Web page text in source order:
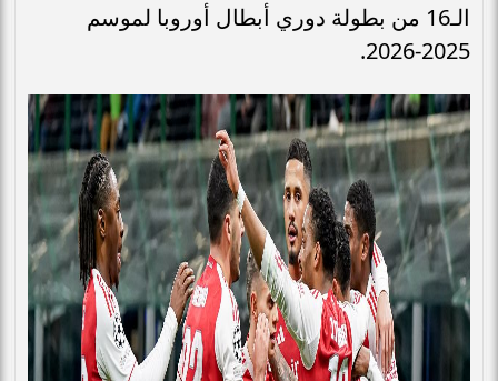
الـ16 من بطولة دوري أبطال أوروبا لموسم
2025-2026.